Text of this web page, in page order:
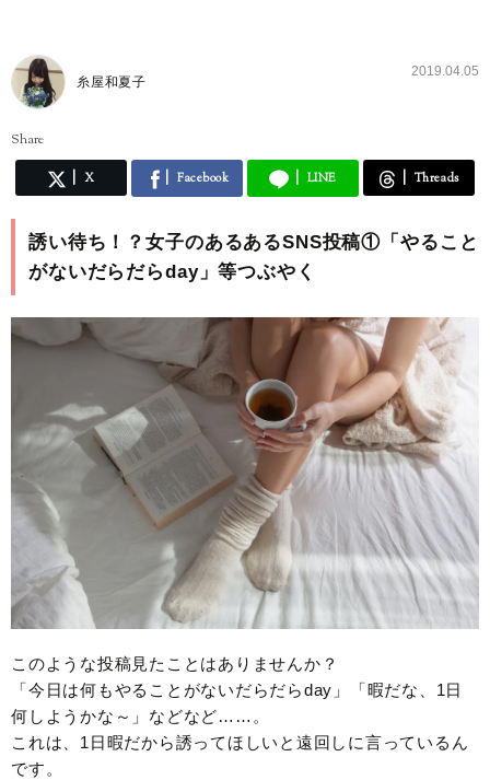
糸屋和夏子
2019.04.05
Share
X Facebook LINE Threads
誘い待ち！？女子のあるあるSNS投稿①「やること
がないだらだらday」等つぶやく
このような投稿見たことはありませんか？
「今日は何もやることがないだらだらday」「暇だな、1日
何しようかな～」などなど……。
これは、1日暇だから誘ってほしいと遠回しに言っているん
です。